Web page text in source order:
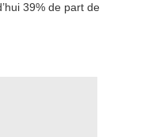
39% de part de